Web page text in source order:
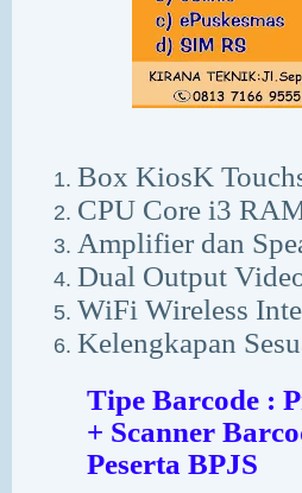
Box KiosK
CPU Core i3
Amplifier dan
Dual Output
WiFi Wireless
Kelengkapan
Tipe Barcode :
+ Scanner
Peserta BPJS